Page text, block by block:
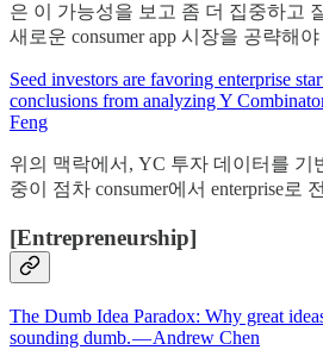
은 이 가능성을 보고 좀 더 집중하고
새로운 consumer app 시장을 공략해
Seed investors are favoring enterprise
conclusions from analyzing Y
Feng
위의 맥락에서, YC 투자 데이터를 기
중이 점차 consumer에서 enterprise로
[Entrepreneurship]
The Dumb Idea Paradox: Why great
sounding dumb. — Andrew Chen